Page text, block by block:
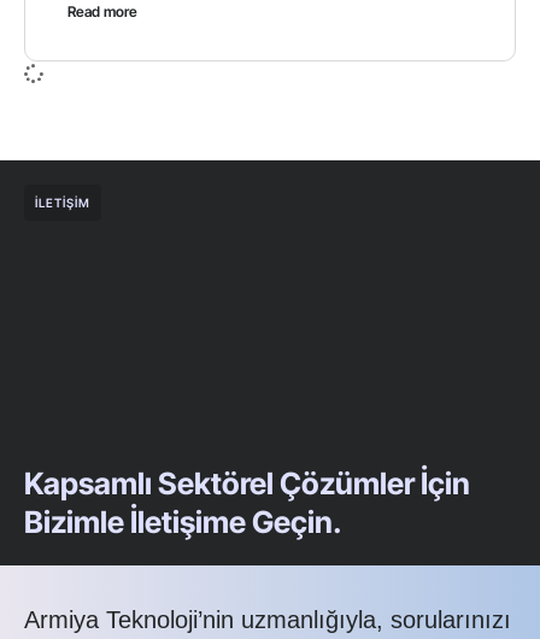
Read more
İLETIŞIM
Kapsamlı Sektörel Çözümler İçin
Bizimle İletişime Geçin.
Armiya Teknoloji’nin uzmanlığıyla, sorularınızı